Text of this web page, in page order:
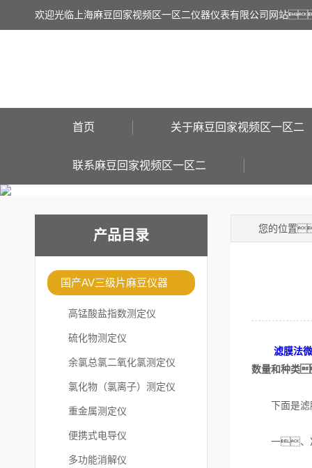
欢迎光临上海麻豆回家视频区一区二仪器仪表有限公司网站
首页 关于麻豆回家视频区一区二
联系麻豆回家视频区一区二
产品目录
国产AV三级片麻豆仪器
高锰酸盐指数测定仪
硫化物测定仪
余氯总氯二氧化氯测定仪
氯化物（氯离子）测定仪
重金属测定仪
便携式电导仪
多功能消解仪
您的位置
滤膜法
数量和种类
下面是滤
一、